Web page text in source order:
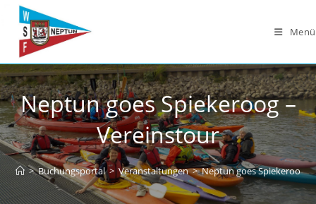
Zum
Inhalt
springen
Menü
Neptun goes Spiekeroog –
Vereinstour
> Buchungsportal > Veranstaltungen > Neptun goes Spiekeroog